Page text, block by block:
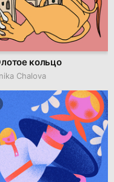
кольцо
Chalova